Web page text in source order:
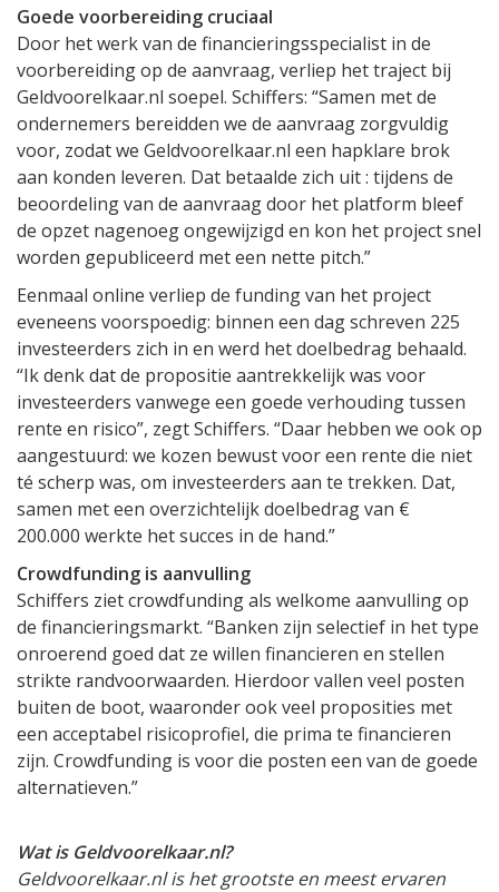
Goede voorbereiding cruciaal
Door het werk van de financieringsspecialist in de
voorbereiding op de aanvraag, verliep het traject bij
Geldvoorelkaar.nl soepel. Schiffers: “Samen met de
ondernemers bereidden we de aanvraag zorgvuldig
voor, zodat we Geldvoorelkaar.nl een hapklare brok
aan konden leveren. Dat betaalde zich uit : tijdens de
beoordeling van de aanvraag door het platform bleef
de opzet nagenoeg ongewijzigd en kon het project snel
worden gepubliceerd met een nette pitch.”
Eenmaal online verliep de funding van het project
eveneens voorspoedig: binnen een dag schreven 225
investeerders zich in en werd het doelbedrag behaald.
“Ik denk dat de propositie aantrekkelijk was voor
investeerders vanwege een goede verhouding tussen
rente en risico”, zegt Schiffers. “Daar hebben we ook op
aangestuurd: we kozen bewust voor een rente die niet
té scherp was, om investeerders aan te trekken. Dat,
samen met een overzichtelijk doelbedrag van €
200.000 werkte het succes in de hand.”
Crowdfunding is aanvulling
Schiffers ziet crowdfunding als welkome aanvulling op
de financieringsmarkt. “Banken zijn selectief in het type
onroerend goed dat ze willen financieren en stellen
strikte randvoorwaarden. Hierdoor vallen veel posten
buiten de boot, waaronder ook veel proposities met
een acceptabel risicoprofiel, die prima te financieren
zijn. Crowdfunding is voor die posten een van de goede
alternatieven.”
Wat is Geldvoorelkaar.nl?
Geldvoorelkaar.nl is het grootste en meest ervaren